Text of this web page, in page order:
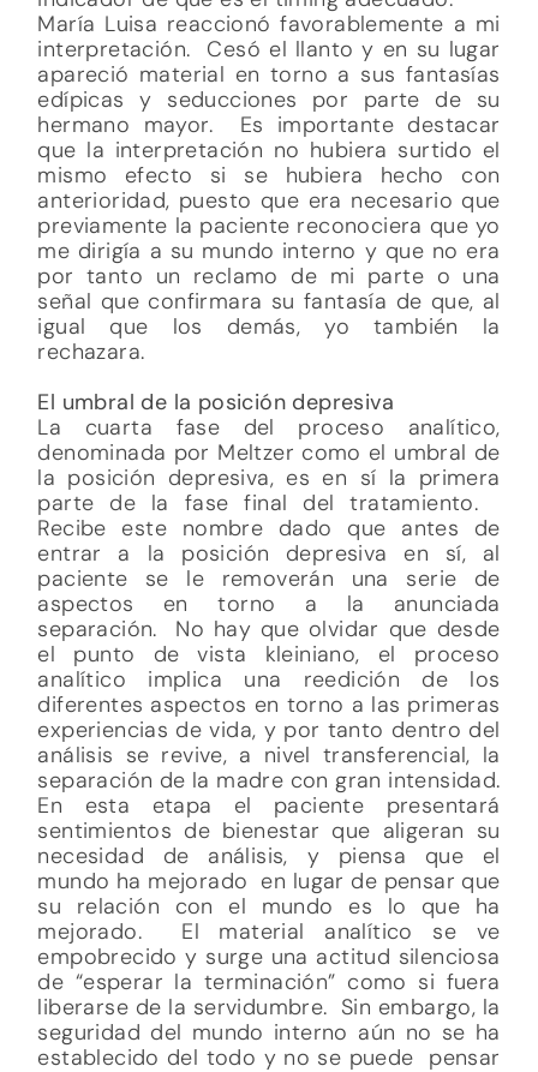
María Luisa reaccionó favorablemente a mi
interpretación. Cesó el llanto y en su lugar
apareció material en torno a sus fantasías
edípicas y seducciones por parte de su
hermano mayor. Es importante destacar
que la interpretación no hubiera surtido el
mismo efecto si se hubiera hecho con
anterioridad, puesto que era necesario que
previamente la paciente reconociera que yo
me dirigía a su mundo interno y que no era
por tanto un reclamo de mi parte o una
señal que confirmara su fantasía de que, al
igual que los demás, yo también la
rechazara.
El umbral de la posición depresiva
La cuarta fase del proceso analítico,
denominada por Meltzer como el umbral de
la posición depresiva, es en sí la primera
parte de la fase final del tratamiento.
Recibe este nombre dado que antes de
entrar a la posición depresiva en sí, al
paciente se le removerán una serie de
aspectos en torno a la anunciada
separación. No hay que olvidar que desde
el punto de vista kleiniano, el proceso
analítico implica una reedición de los
diferentes aspectos en torno a las primeras
experiencias de vida, y por tanto dentro del
análisis se revive, a nivel transferencial, la
separación de la madre con gran intensidad.
En esta etapa el paciente presentará
sentimientos de bienestar que aligeran su
necesidad de análisis, y piensa que el
mundo ha mejorado en lugar de pensar que
su relación con el mundo es lo que ha
mejorado. El material analítico se ve
empobrecido y surge una actitud silenciosa
de “esperar la terminación” como si fuera
liberarse de la servidumbre. Sin embargo, la
seguridad del mundo interno aún no se ha
establecido del todo y no se puede pensar